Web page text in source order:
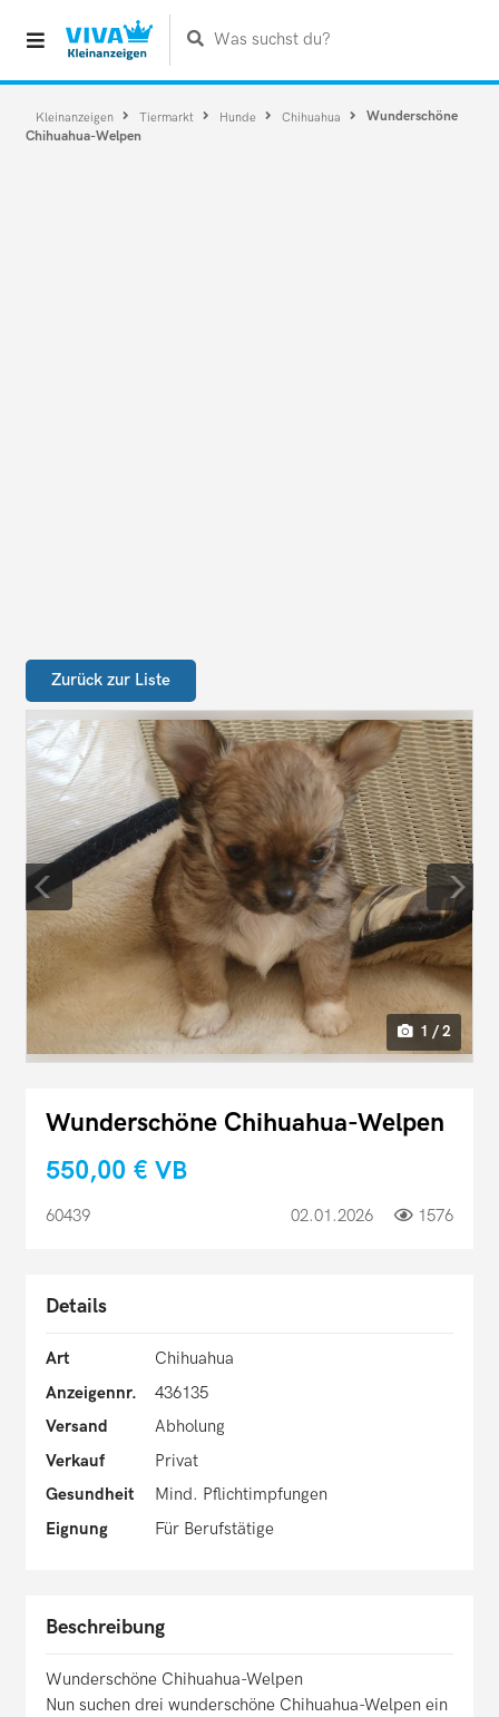
Was suchst du?
Kleinanzeigen Tiermarkt Hunde Chihuahua
Wunderschöne
Chihuahua-Welpen
Zurück zur Liste
1 / 2
Wunderschöne Chihuahua-Welpen
550,00 € VB
60439 02.01.2026 1576
Details
Art
Chihuahua
Anzeigennr.
436135
Versand
Abholung
Verkauf
Privat
Gesundheit
Mind. Pflichtimpfungen
Eignung
Für Berufstätige
Beschreibung
Wunderschöne Chihuahua-Welpen
Nun suchen drei wunderschöne Chihuahua-Welpen ein